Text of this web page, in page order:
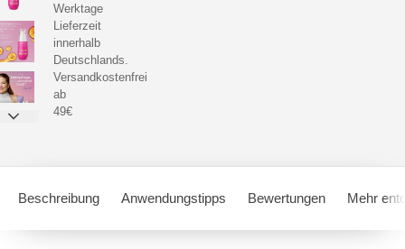
Werktage
Lieferzeit
innerhalb
Deutschlands.
Versandkostenfrei
ab
49€
Beschreibung Anwendungstipps Bewertungen Mehr